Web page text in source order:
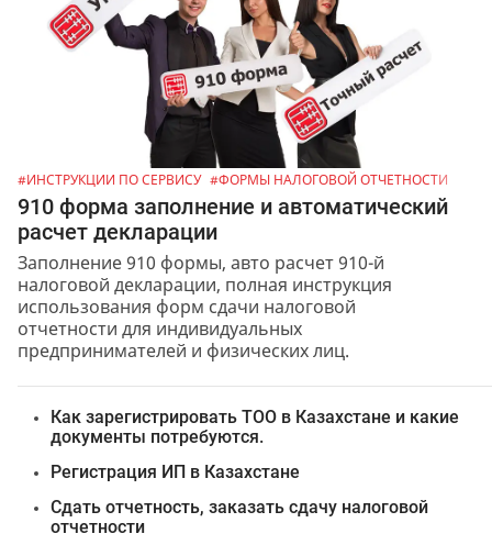
#ИНСТРУКЦИИ ПО СЕРВИСУ #ФОРМЫ НАЛОГОВОЙ ОТЧЕТНОСТИ
910 форма заполнение и автоматический
расчет декларации
Заполнение 910 формы, авто расчет 910-й
налоговой декларации, полная инструкция
использования форм сдачи налоговой
отчетности для индивидуальных
предпринимателей и физических лиц.
Как зарегистрировать ТОО в Казахстане и какие
документы потребуются.
Регистрация ИП в Казахстане
Сдать отчетность, заказать сдачу налоговой
отчетности